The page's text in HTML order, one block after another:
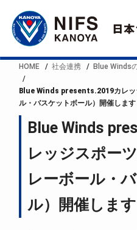
HOME 社会連携 Blue Winds
Blue Winds presents.2019カレッ
ル・バスケットボール）開催します
Blue Winds
レッジスポー
レーボール・
ル）開催します